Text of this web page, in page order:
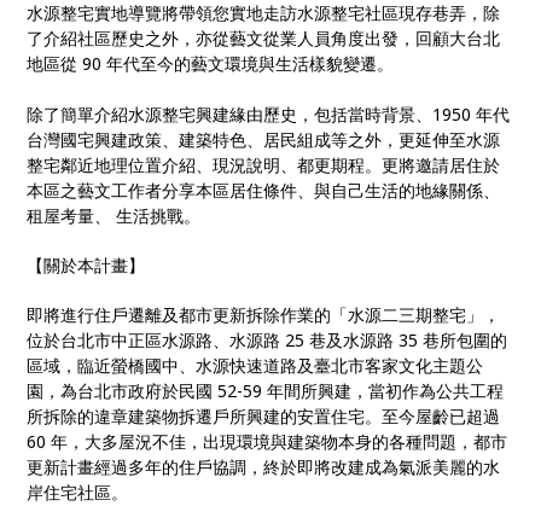
水源整宅實地導覽將帶領您實地走訪水源整宅社區現存巷弄，除
了介紹社區歷史之外，亦從藝文從業人員角度出發，回顧大台北
地區從 90 年代至今的藝文環境與生活樣貌變遷。
除了簡單介紹水源整宅興建緣由歷史，包括當時背景、1950 年代
台灣國宅興建政策、建築特色、居民組成等之外，更延伸至水源
整宅鄰近地理位置介紹、現況說明、都更期程。更將邀請居住於
本區之藝文工作者分享本區居住條件、與自己生活的地緣關係、
租屋考量、 生活挑戰。
【關於本計畫】
即將進行住戶遷離及都市更新拆除作業的「水源二三期整宅」，
位於台北市中正區水源路、水源路 25 巷及水源路 35 巷所包圍的
區域，臨近螢橋國中、水源快速道路及臺北市客家文化主題公
園，為台北市政府於民國 52-59 年間所興建，當初作為公共工程
所拆除的違章建築物拆遷戶所興建的安置住宅。至今屋齡已超過
60 年，大多屋況不佳，出現環境與建築物本身的各種問題，都市
更新計畫經過多年的住戶協調，終於即將改建成為氣派美麗的水
岸住宅社區。